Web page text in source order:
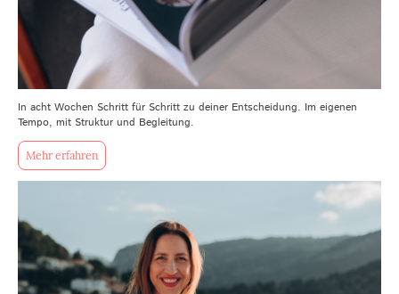
In acht Wochen Schritt für Schritt zu deiner Entscheidung. Im eigenen
Tempo, mit Struktur und Begleitung.
Mehr erfahren